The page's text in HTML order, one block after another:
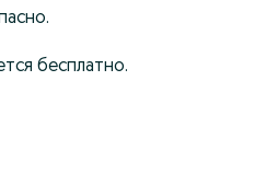
бесплатно.